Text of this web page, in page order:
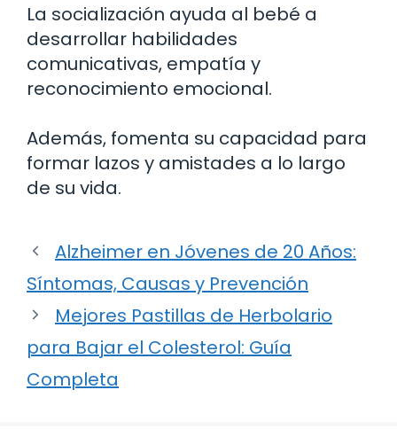
La socialización ayuda al bebé a
desarrollar habilidades
comunicativas, empatía y
reconocimiento emocional.
Además, fomenta su capacidad para
formar lazos y amistades a lo largo
de su vida.
Alzheimer en Jóvenes de 20 Años:
Síntomas, Causas y Prevención
Mejores Pastillas de Herbolario
para Bajar el Colesterol: Guía
Completa